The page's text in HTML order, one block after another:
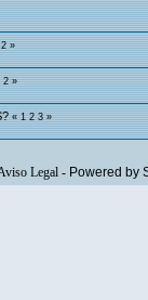
2»
2»
«1 2 3»
Legal- Powered by